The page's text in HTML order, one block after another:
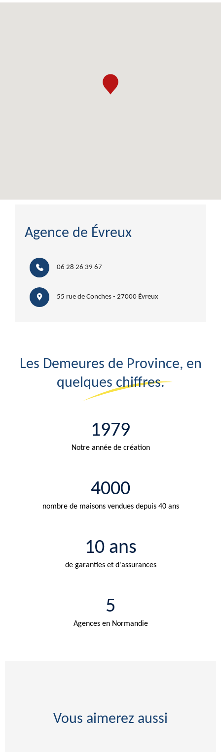
Agence de Évreux
06 28 26 39 67
55 rue de Conches - 27000 Évreux
Les Demeures de Province, en
quelques chiffres.
1979
Notre année de création
4000
nombre de maisons vendues depuis 40 ans
10 ans
de garanties et d'assurances
5
Agences en Normandie
Vous aimerez aussi